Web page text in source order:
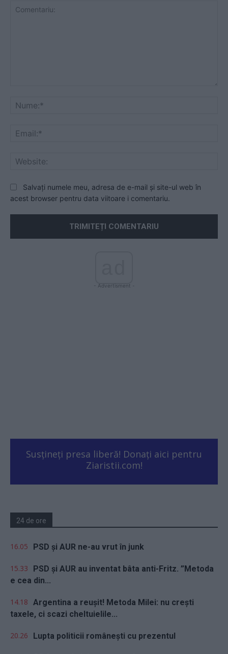
Salvați numele meu, adresa de e-mail și site-ul web în
acest browser pentru data viitoare i comentariu.
- Advertisment -
Susțineți presa liberă! Donați aici pentru
Ziaristii.com!
24 de ore
16.05 PSD și AUR ne-au vrut în junk
15.33
PSD și AUR au inventat bâta anti-Fritz. ”Metoda
e cea din...
14.18 Argentina a reușit! Metoda Milei: nu crești
taxele, ci scazi cheltuielile...
20.26 Lupta politicii românești cu prezentul